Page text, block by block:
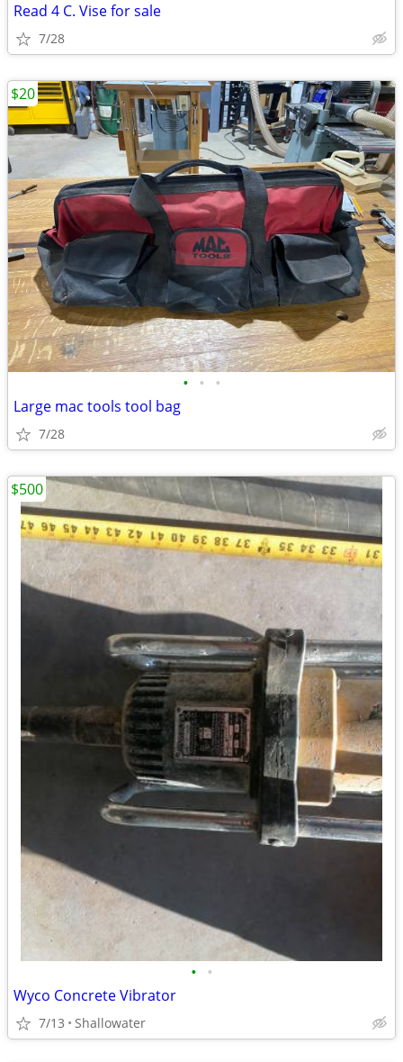
Read 4 C. Vise for sale
7/28
• • •
Large mac tools tool bag
7/28
$20
• •
Wyco Concrete Vibrator
7/13 Shallowater
$500